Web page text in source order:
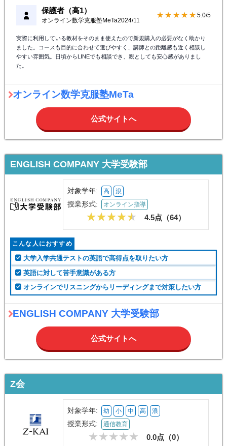
保護者（高1）
オンライン数学克服塾MeTa2024/11
★★★★★ 5.0/5
実際に利用している教材をそのまま使えたので新規購入の必要がなく助かり
ました。コースも目的に合わせて選びやすく、講師との距離感も近く相談し
やすい雰囲気。日頃からLINEでも相談でき、親としても安心感がありまし
た。
オンライン数学克服塾MeTa
公式サイトへ
ENGLISH COMPANY 大学受験部
対象学年: 高 浪
授業形式: オンライン指導
4.5点（64）
こんな人におすすめ
大学入学共通テストの英語で高得点を取りたい方
英語に対して苦手意識がある方
オンラインでリスニングからリーディングまで対策したい方
ENGLISH COMPANY 大学受験部
公式サイトへ
Z会
対象学年: 幼 小 中 高 浪
授業形式: 通信教育
0.0点（0）